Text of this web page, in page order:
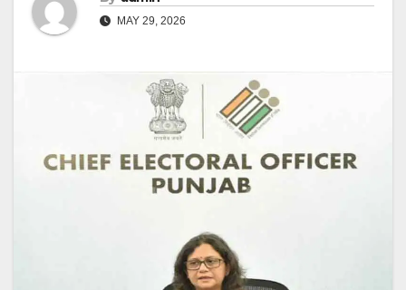
MAY 29, 2026